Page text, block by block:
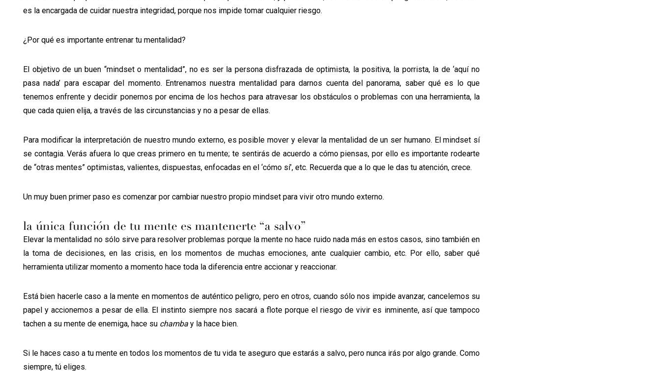
es la encargada de cuidar nuestra integridad, porque nos impide tomar cualquier riesgo.
¿Por qué es importante entrenar tu mentalidad?
El objetivo de un buen “mindset o mentalidad”, no es ser la persona disfrazada de optimista, la positiva, la porrista, la de ‘aquí no
pasa nada’ para escapar del momento. Entrenamos nuestra mentalidad para darnos cuenta del panorama, saber qué es lo que
tenemos enfrente y decidir ponernos por encima de los hechos para atravesar los obstáculos o problemas con una herramienta, la
que cada quien elija, a través de las circunstancias y no a pesar de ellas.
Para modificar la interpretación de nuestro mundo externo, es posible mover y elevar la mentalidad de un ser humano. El mindset sí
se contagia. Verás afuera lo que creas primero en tu mente; te sentirás de acuerdo a cómo piensas, por ello es importante rodearte
de “otras mentes” optimistas, valientes, dispuestas, enfocadas en el ‘cómo sí’, etc. Recuerda que a lo que le das tu atención, crece.
Un muy buen primer paso es comenzar por cambiar nuestro propio mindset para vivir otro mundo externo.
la única función de tu mente es mantenerte “a salvo”
Elevar la mentalidad no sólo sirve para resolver problemas porque la mente no hace ruido nada más en estos casos, sino también en
la toma de decisiones, en las crisis, en los momentos de muchas emociones, ante cualquier cambio, etc. Por ello, saber qué
herramienta utilizar momento a momento hace toda la diferencia entre accionar y reaccionar.
Está bien hacerle caso a la mente en momentos de auténtico peligro, pero en otros, cuando sólo nos impide avanzar, cancelemos su
papel y accionemos a pesar de ella. El instinto siempre nos sacará a flote porque el riesgo de vivir es inminente, así que tampoco
tachen a su mente de enemiga, hace su chamba y la hace bien.
Si le haces caso a tu mente en todos los momentos de tu vida te aseguro que estarás a salvo, pero nunca irás por algo grande. Como
siempre, tú eliges.